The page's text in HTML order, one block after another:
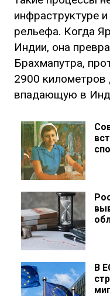
инфраструктуре
рельефа. Когда
Индии, она
Брахмапутра,
2900 километров
впадающую в
В